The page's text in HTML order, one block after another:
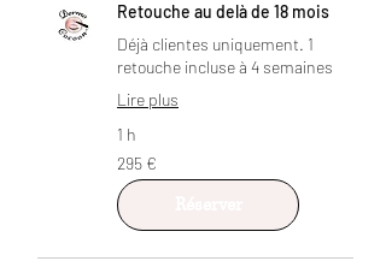
Retouche au delà de 18 mois
Déjà clientes uniquement. 1
retouche incluse à 4 semaines
Lire plus
1 h
295
euros
295 €